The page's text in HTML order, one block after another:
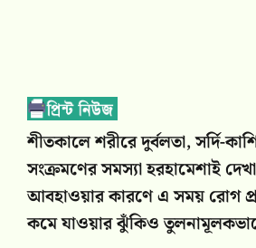
শীতকালে শরীরে দুর্বলতা, সর্দি-
সংক্রমণের সমস্যা হরহামেশাই দেখা
আবহাওয়ার কারণে এ সময় রোগ
কমে যাওয়ার ঝুঁকিও